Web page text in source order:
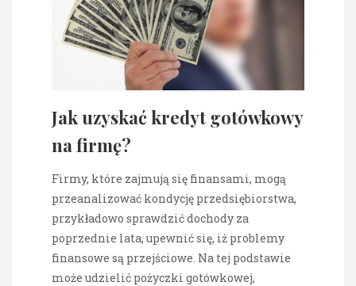
Jak uzyskać kredyt gotówkowy
na firmę?
Firmy, które zajmują się finansami, mogą
przeanalizować kondycję przedsiębiorstwa,
przykładowo sprawdzić dochody za
poprzednie lata, upewnić się, iż problemy
finansowe są przejściowe. Na tej podstawie
może udzielić pożyczki gotówkowej,